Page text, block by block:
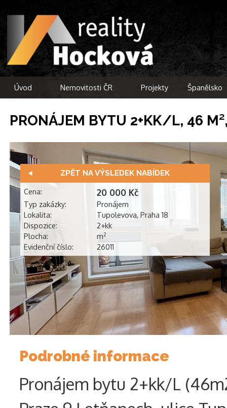
Úvod Nemovitosti ČR Projekty Španělsko
PRONÁJEM BYTU 2+KK/L, 46
ZPĚT NA VÝSLEDEK NABÍDEK
Cena: 20 000 Kč
Typ zakázky:
Pronájem
Lokalita:
Tupolevova, Praha 18
Dispozice:
2+kk
Plocha:
m2
Evidenční číslo: 26011
Podrobné informace
Pronájem bytu 2+kk/L